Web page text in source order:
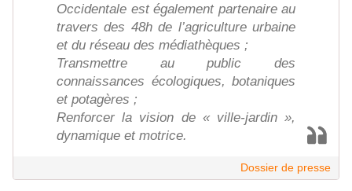
Occidentale est également partenaire au
travers des 48h de l’agriculture urbaine
et du réseau des médiathèques ;
Transmettre au public des
connaissances écologiques, botaniques
et potagères ;
Renforcer la vision de « ville-jardin »,
dynamique et motrice.
Dossier de presse